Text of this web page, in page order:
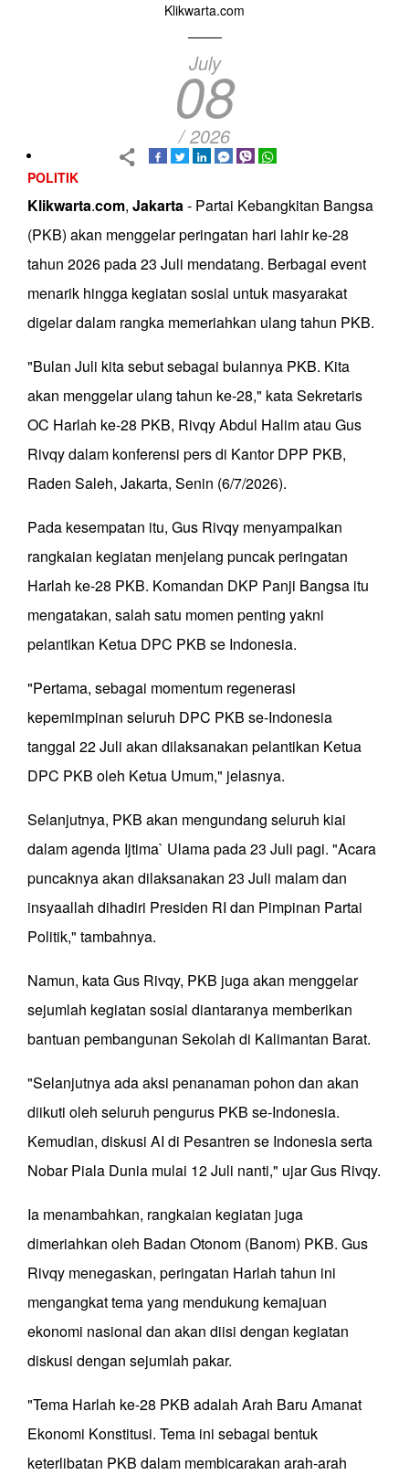
Klikwarta.com
July
08
/ 2026
POLITIK
Klikwarta.com, Jakarta- Partai Kebangkitan Bangsa
(PKB) akan menggelar peringatan hari lahir ke-28
tahun 2026 pada 23 Juli mendatang. Berbagai event
menarik hingga kegiatan sosial untuk masyarakat
digelar dalam rangka memeriahkan ulang tahun PKB.
"Bulan Juli kita sebut sebagai bulannya PKB. Kita
akan menggelar ulang tahun ke-28," kata Sekretaris
OC Harlah ke-28 PKB, Rivqy Abdul Halim atau Gus
Rivqy dalam konferensi pers di Kantor DPP PKB,
Raden Saleh, Jakarta, Senin (6/7/2026).
Pada kesempatan itu, Gus Rivqy menyampaikan
rangkaian kegiatan menjelang puncak peringatan
Harlah ke-28 PKB. Komandan DKP Panji Bangsa itu
mengatakan, salah satu momen penting yakni
pelantikan Ketua DPC PKB se Indonesia.
"Pertama, sebagai momentum regenerasi
kepemimpinan seluruh DPC PKB se-Indonesia
tanggal 22 Juli akan dilaksanakan pelantikan Ketua
DPC PKB oleh Ketua Umum," jelasnya.
Selanjutnya, PKB akan mengundang seluruh kiai
dalam agenda Ijtima` Ulama pada 23 Juli pagi. "Acara
puncaknya akan dilaksanakan 23 Juli malam dan
insyaallah dihadiri Presiden RI dan Pimpinan Partai
Politik," tambahnya.
Namun, kata Gus Rivqy, PKB juga akan menggelar
sejumlah kegiatan sosial diantaranya memberikan
bantuan pembangunan Sekolah di Kalimantan Barat.
"Selanjutnya ada aksi penanaman pohon dan akan
diikuti oleh seluruh pengurus PKB se-Indonesia.
Kemudian, diskusi AI di Pesantren se Indonesia serta
Nobar Piala Dunia mulai 12 Juli nanti," ujar Gus Rivqy.
Ia menambahkan, rangkaian kegiatan juga
dimeriahkan oleh Badan Otonom (Banom) PKB. Gus
Rivqy menegaskan, peringatan Harlah tahun ini
mengangkat tema yang mendukung kemajuan
ekonomi nasional dan akan diisi dengan kegiatan
diskusi dengan sejumlah pakar.
"Tema Harlah ke-28 PKB adalah Arah Baru Amanat
Ekonomi Konstitusi. Tema ini sebagai bentuk
keterlibatan PKB dalam membicarakan arah-arah